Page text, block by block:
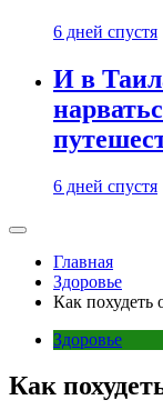
6 дней спустя
И в
6 дней спустя
Главная
Здоровье
Как похудеть
Здоровье
Как